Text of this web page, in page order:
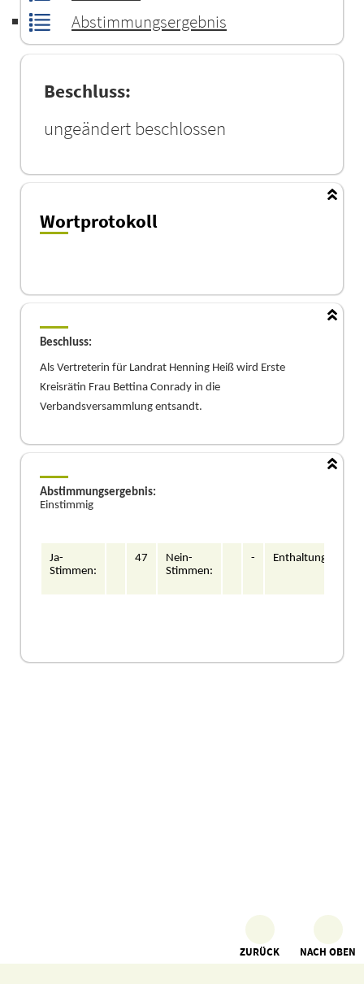
Abstimmungsergebnis
Beschluss:
ungeändert beschlossen
Wortprotokoll
Beschluss:
Als Vertreterin für Landrat Henning Heißwird Erste
Kreisrätin Frau Bettina Conrady in die
Verbandsversammlung entsandt.
Abstimmungsergebnis:
Einstimmig
Ja-
Stimmen:
47
Nein-
Stimmen:
- Enthaltung/en:
ZURÜCK NACH OBEN